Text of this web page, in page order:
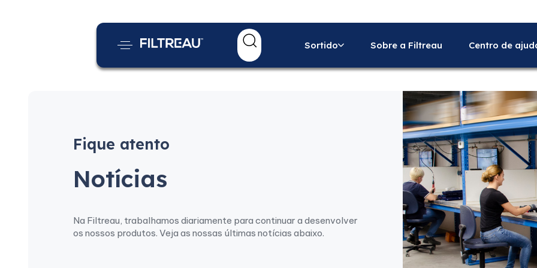
Sortido Sobre a Filtreau Centro de
Fique atento
Notícias
Na Filtreau, trabalhamos diariamente para continuar a desenvolver
os nossos produtos. Veja as nossas últimas notícias abaixo.